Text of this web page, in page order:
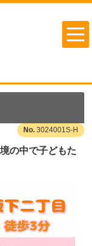
3024001S-H
の中で子どもた